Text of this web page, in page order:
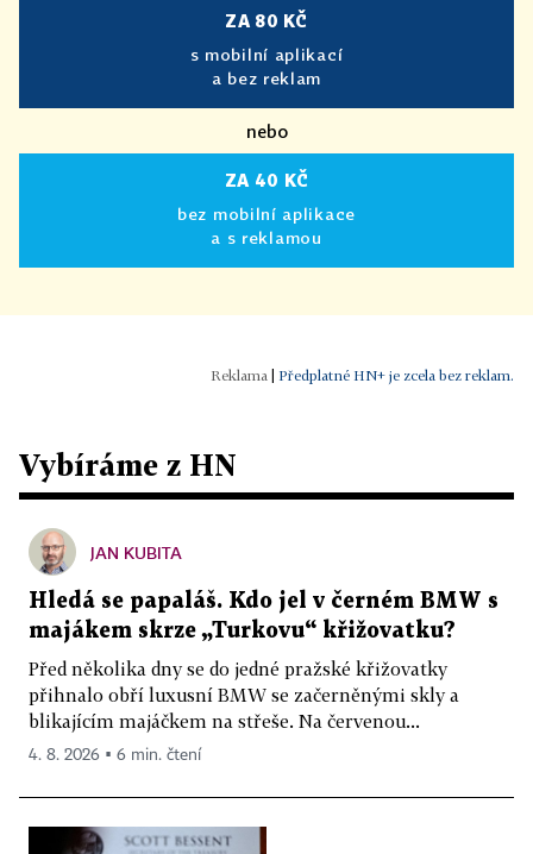
ZA 80 KČ
s mobilní aplikací
a bez reklam
nebo
ZA 40 KČ
bez mobilní aplikace
a s reklamou
Předplatné HN+ je zcela bez reklam.
Vybíráme z HN
JAN KUBITA
Hledá se papaláš. Kdo jel v černém BMW s
majákem skrze „Turkovu“ křižovatku?
Před několika dny se do jedné pražské křižovatky
přihnalo obří luxusní BMW se začerněnými skly a
blikajícím majáčkem na střeše. Na červenou...
4. 8. 2026 ▪ 6 min. čtení